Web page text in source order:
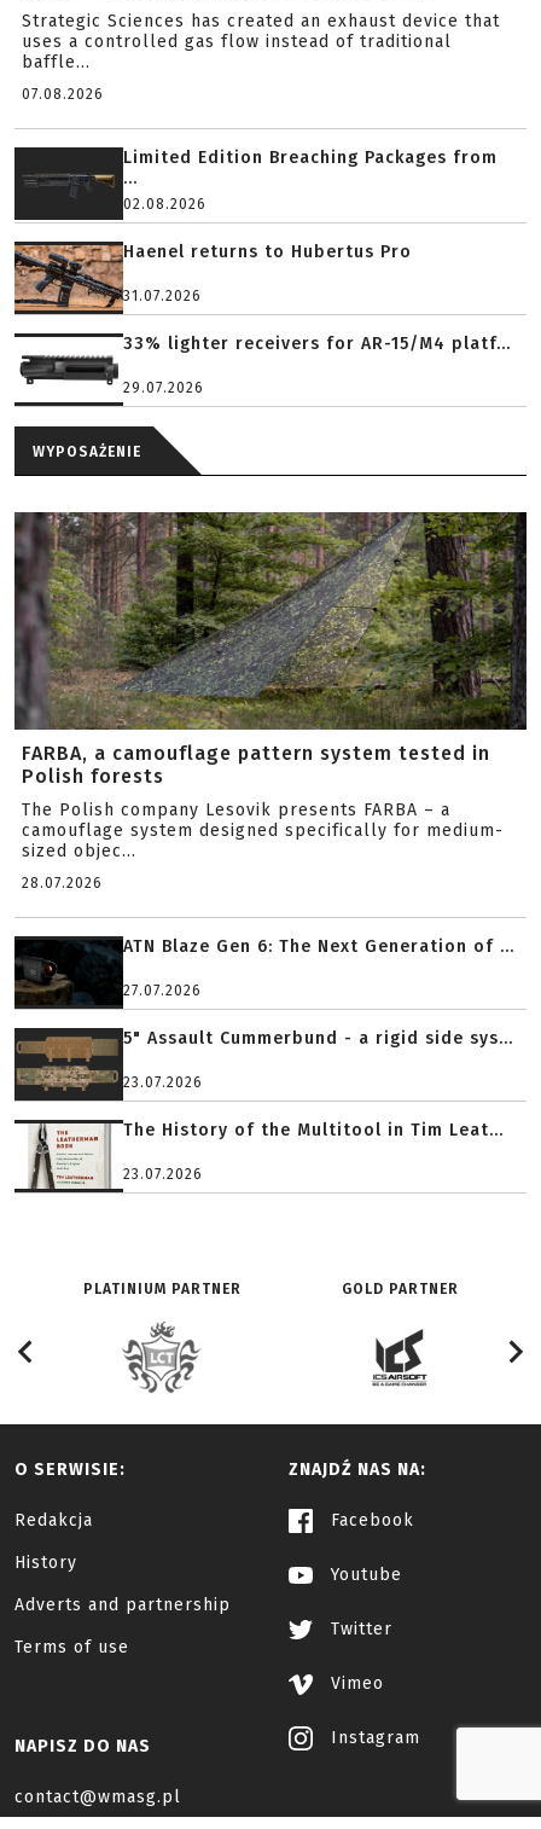
Strategic Sciences has created an exhaust device that
uses a controlled gas flow instead of traditional
baffle...
07.08.2026
Limited Edition Breaching Packages from
...
02.08.2026
Haenel returns to Hubertus Pro
31.07.2026
33% lighter receivers for AR-15/M4 platf...
29.07.2026
WYPOSAŻENIE
FARBA, a camouflage pattern system tested in
Polish forests
The Polish company Lesovik presents FARBA – a
camouflage system designed specifically for medium-
sized objec...
28.07.2026
ATN Blaze Gen 6: The Next Generation of ...
27.07.2026
5" Assault Cummerbund - a rigid side sys...
23.07.2026
The History of the Multitool in Tim Leat...
23.07.2026
PLATINIUM PARTNER GOLD PARTNER
O SERWISIE:
Redakcja
History
Adverts and partnership
Terms of use
ZNAJDŹ NAS NA:
Facebook
Youtube
Twitter
Vimeo
Instagram
NAPISZ DO NAS
contact@wmasg.pl